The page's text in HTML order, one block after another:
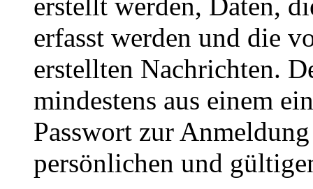
erfasst werden und die
erstellten Nachrichten.
mindestens aus einem
Passwort zur
persönlichen und